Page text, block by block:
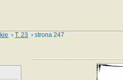
›T. 23 › strona 247